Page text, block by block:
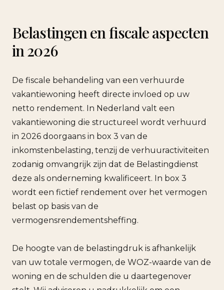
Belastingen en fiscale aspecten
in 2026
De fiscale behandeling van een verhuurde
vakantiewoning heeft directe invloed op uw
netto rendement. In Nederland valt een
vakantiewoning die structureel wordt verhuurd
in 2026 doorgaans in box 3 van de
inkomstenbelasting, tenzij de verhuuractiviteiten
zodanig omvangrijk zijn dat de Belastingdienst
deze als onderneming kwalificeert. In box 3
wordt een fictief rendement over het vermogen
belast op basis van de
vermogensrendementsheffing.
De hoogte van de belastingdruk is afhankelijk
van uw totale vermogen, de WOZ-waarde van de
woning en de schulden die u daartegenover